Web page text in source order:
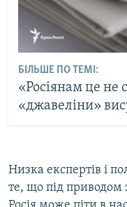
БІЛЬШЕ ПО ТЕМІ:
«Росіянам це не
«джавеліни»
Низка експертів і
те, що під приводом